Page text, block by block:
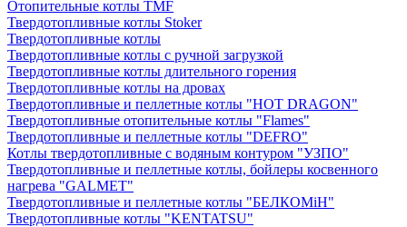
Отопительные котлы TMF
Твердотопливные котлы Stoker
Твердотопливные котлы
Твердотопливные котлы с ручной загрузкой
Твердотопливные котлы длительного горения
Твердотопливные котлы на дровах
Твердотопливные и пеллетные котлы "HOT DRAGON"
Твердотопливные отопительные котлы "Flames"
Твердотопливные и пеллетные котлы "DEFRO"
Котлы твердотопливные с водяным контуром "УЗПО"
Твердотопливные и пеллетные котлы, бойлеры косвенного
нагрева "GALMET"
Твердотопливные и пеллетные котлы "БЕЛКОМiН"
Твердотопливные котлы "KENTATSU"